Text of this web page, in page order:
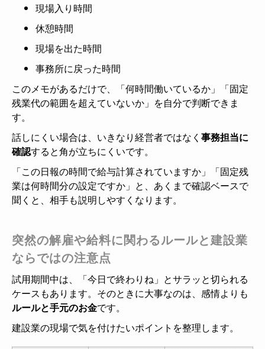
現場入り時間
休憩時間
現場を出た時間
事務所に戻った時間
このメモがあるだけで、「何時間働いているか」「固定
残業代の範囲を超えていないか」を自分で判断できま
す。
話しにくい場合は、いきなり経営者ではなく 事務担当に
確認すると角が立ちにくいです。
「この日報の時間で給与計算されていますか」「固定残
業は何時間分の設定ですか」と、あくまで確認ベースで
聞くと、相手も説明しやすくなります。
突然の解雇や給料に関わるルールと建設業
ならではの注意点
試用期間中は、「今日で終わりね」とサラッと切られる
ケースもあります。そのときに大事なのは、感情よりも
ルールと手元のお金です。
建設業の現場で気を付けたいポイントを整理します。